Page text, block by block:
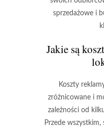
sprzedażowe i
Jakie są
Koszty
zróżnicowane i
zależności od
Przede